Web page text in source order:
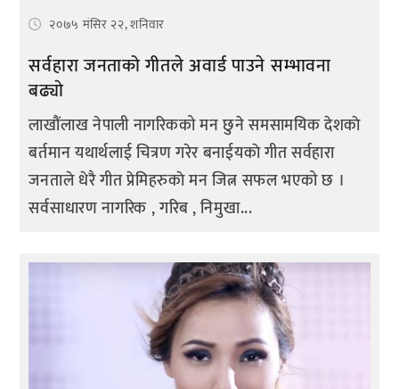
२०७५ मंसिर २२, शनिवार
सर्वहारा जनताको गीतले अवार्ड पाउने सम्भावना
बढ्याे
लाखौंलाख नेपाली नागरिकको मन छुने समसामयिक देशकाे
बर्तमान यथार्थलाई चित्रण गरेर बनाईयकाे गीत सर्वहारा
जनताले धेरै गीत प्रेमिहरुकाे मन जित्न सफल भएको छ ।
सर्वसाधारण नागरिक , गरिब , निमुखा...